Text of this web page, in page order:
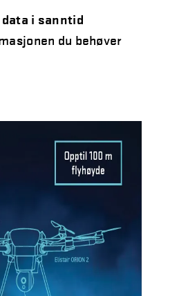
i sanntid
du behøver